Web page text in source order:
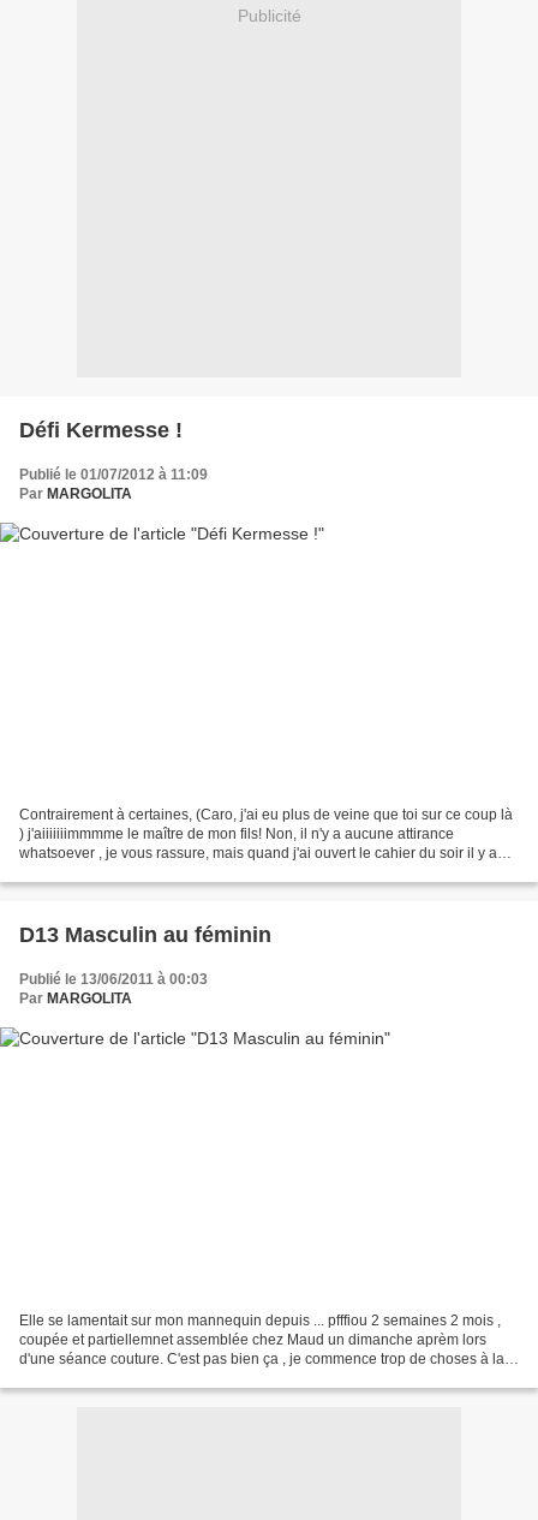
Publicité
Défi Kermesse !
Publié le 01/07/2012 à 11:09
Par MARGOLITA
Contrairement à certaines, (Caro, j'ai eu plus de veine que toi sur ce coup là
) j'aiiiiiiimmmme le maître de mon fils! Non, il n'y a aucune attirance
whatsoever , je vous rassure, mais quand j'ai ouvert le cahier du soir il y a
D13 Masculin au féminin
Publié le 13/06/2011 à 00:03
Par MARGOLITA
Elle se lamentait sur mon mannequin depuis ... pfffiou 2 semaines 2 mois ,
coupée et partiellemnet assemblée chez Maud un dimanche aprèm lors
d'une séance couture. C'est pas bien ça , je commence trop de choses à la